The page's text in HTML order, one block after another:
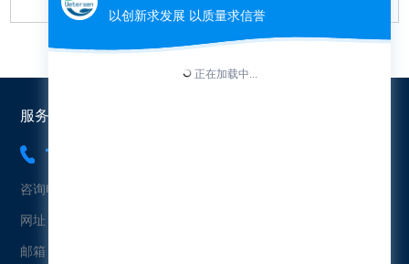
服务热线：
18565454573
咨询电话：18565454573（冯先生）
网址：www.uetersen.cn
邮箱：uetersen@163.com